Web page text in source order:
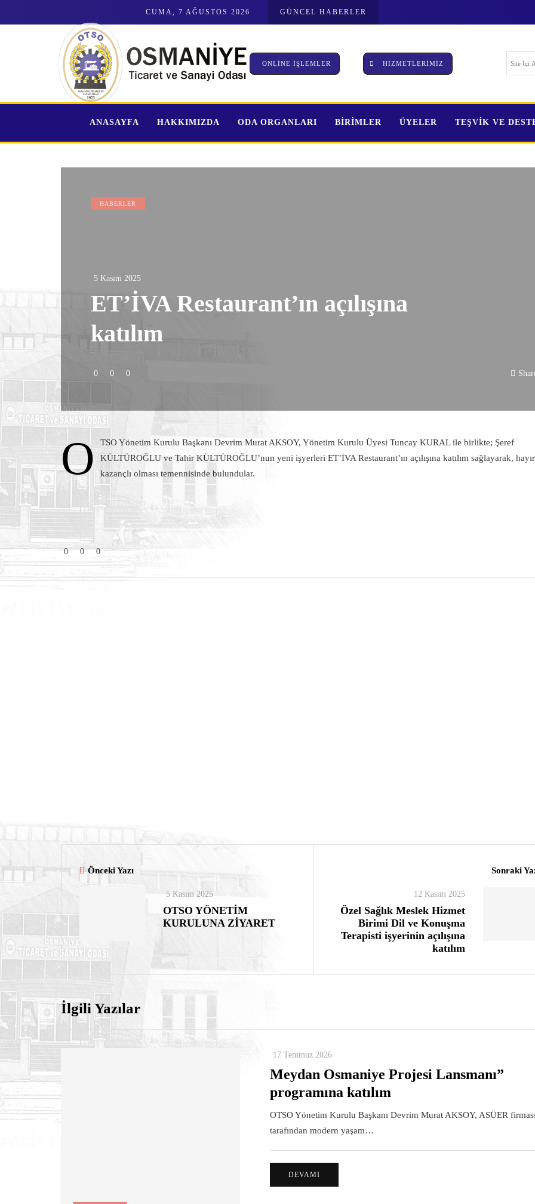
CUMA, 7 AĞUSTOS 2026 GÜNCEL HABERLER
ONLİNE İŞLEMLER HİZMETLERİMİZ
ANASAYFA HAKKIMIZDA ODA ORGANLARI BİRİMLER ÜYELER TEŞVİK VE
HABERLER
5 Kasım 2025
ET’İVA Restaurant’ın açılışına
katılım
0 0 0
O
TSO Yönetim Kurulu Başkanı Devrim Murat AKSOY, Yönetim Kurulu Üyesi Tuncay KURAL ile birlikte; Şeref
KÜLTÜROĞLU ve Tahir KÜLTÜROĞLU’nun yeni işyerleri ET’İVA Restaurant’ın açılışına katılım sağlayarak,
kazançlı olması temennisinde bulundular.
0 0 0
Önceki Yazı
5 Kasım 2025
OTSO YÖNETİM
KURULUNA ZİYARET
Sonraki
12 Kasım 2025
Özel Sağlık Meslek Hizmet
Birimi Dil ve Konuşma
Terapisti işyerinin açılışına
katılım
İlgili Yazılar
17 Temmuz 2026
Meydan Osmaniye Projesi Lansmanı”
programına katılım
OTSO Yönetim Kurulu Başkanı Devrim Murat AKSOY, ASÜER
tarafından modern yaşam…
DEVAMI